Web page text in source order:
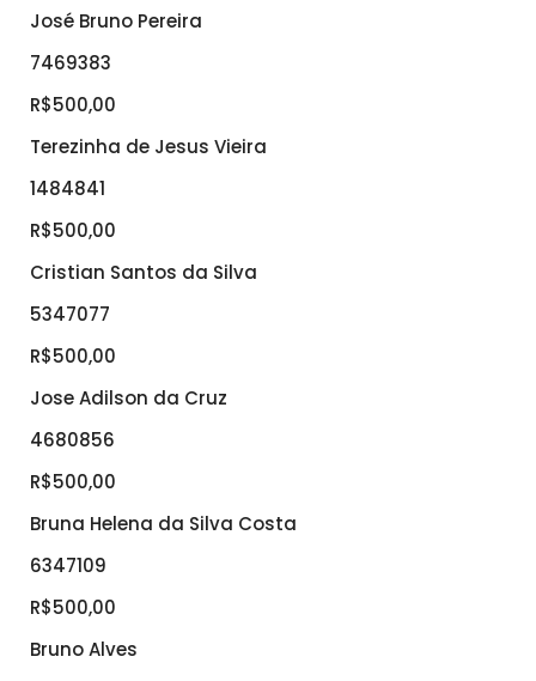
José Bruno Pereira
7469383
R$500,00
Terezinha de Jesus Vieira
1484841
R$500,00
Cristian Santos da Silva
5347077
R$500,00
Jose Adilson da Cruz
4680856
R$500,00
Bruna Helena da Silva Costa
6347109
R$500,00
Bruno Alves